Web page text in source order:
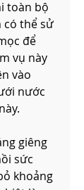
toàn bộ
có thể sử
để
vụ này
vào
nước
giêng
sức
khoảng